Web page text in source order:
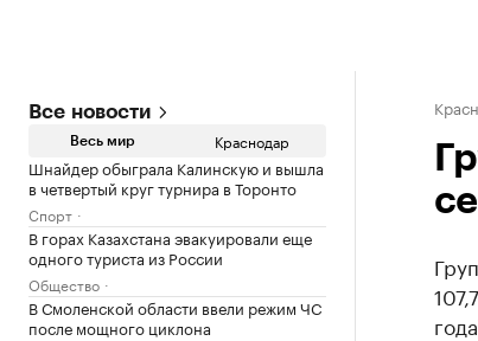
Все новости
Весь мир Краснодар
Шнайдер обыграла Калинскую и вышла
в четвертый круг турнира в Торонто
Спорт
В горах Казахстана эвакуировали еще
одного туриста из России
Общество
В Смоленской области ввели режим ЧС
после мощного циклона